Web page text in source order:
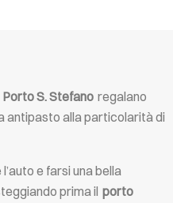
Porto S. Stefano regalano
antipasto alla particolarità di
e farsi una bella
prima il porto